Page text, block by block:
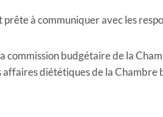
à communiquer avec les
budgétaire de la
diététiques de la Chambre